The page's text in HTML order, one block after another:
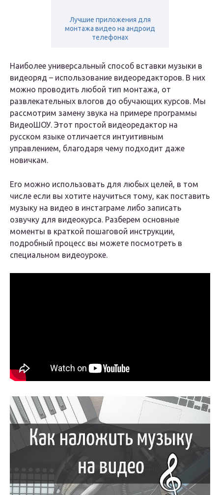
Лучшие приложения для
монтажа видео на андроид
телефонах
Наиболее универсальный способ вставки музыки в
видеоряд – использование видеоредакторов. В них
можно проводить любой тип монтажа, от
развлекательных влогов до обучающих курсов. Мы
рассмотрим замену звука на примере программы
ВидеоШОУ. Этот простой видеоредактор на
русском языке отличается интуитивным
управлением, благодаря чему подходит даже
новичкам.
Его можно использовать для любых целей, в том
числе если вы хотите научиться тому, как поставить
музыку на видео в инстаграме либо записать
озвучку для видеокурса. Разберем основные
моменты в краткой пошаговой инструкции,
подробный процесс вы можете посмотреть в
специальном видеоуроке.